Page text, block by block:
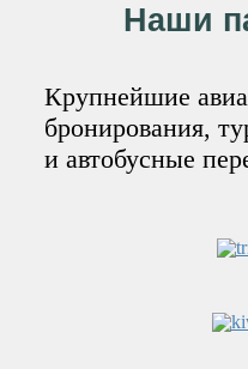
Наши
Крупнейшие
бронирования,
и автобусные